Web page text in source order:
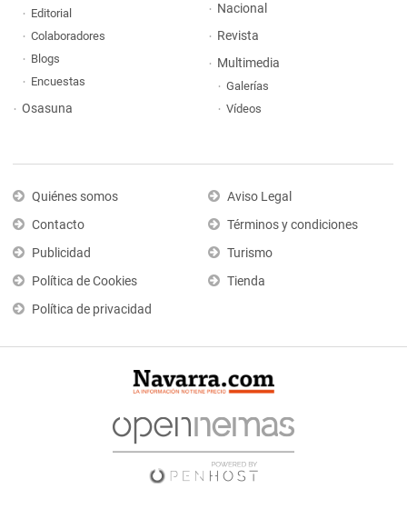
Editorial
Colaboradores
Blogs
Encuestas
Osasuna
Nacional
Revista
Multimedia
Galerías
Vídeos
Quiénes somos
Contacto
Publicidad
Política de Cookies
Política de privacidad
Aviso Legal
Términos y condiciones
Turismo
Tienda